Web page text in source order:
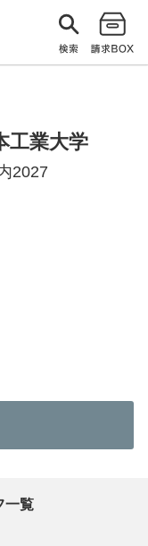
工業大学
2027
一覧